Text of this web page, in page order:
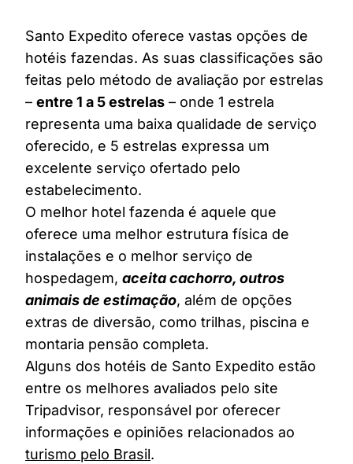
Santo Expedito oferece vastas opções de
hotéis fazendas. As suas classificações são
feitas pelo método de avaliação por estrelas
– entre 1 a 5 estrelas – onde 1 estrela
representa uma baixa qualidade de serviço
oferecido, e 5 estrelas expressa um
excelente serviço ofertado pelo
estabelecimento.
O melhor hotel fazenda é aquele que
oferece uma melhor estrutura física de
instalações e o melhor serviço de
hospedagem, aceita cachorro, outros
animais de estimação, além de opções
extras de diversão, como trilhas, piscina e
montaria pensão completa.
Alguns dos hotéis de Santo Expedito estão
entre os melhores avaliados pelo site
Tripadvisor, responsável por oferecer
informações e opiniões relacionados ao
turismo pelo Brasil.